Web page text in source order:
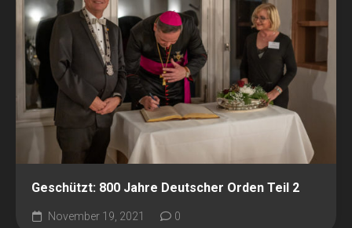
Geschützt: 800 Jahre Deutscher Orden Teil 2
November 19, 2021 0